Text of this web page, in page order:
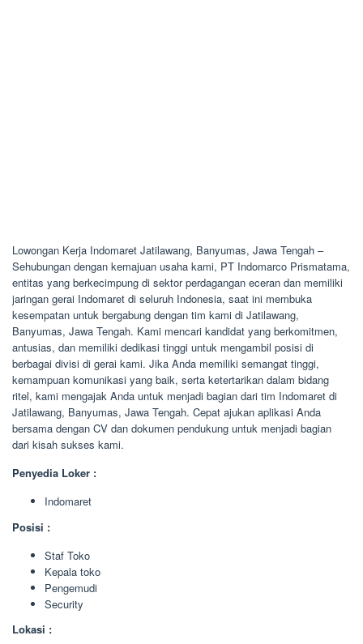
Lowongan Kerja Indomaret Jatilawang, Banyumas, Jawa Tengah –
Sehubungan dengan kemajuan usaha kami, PT Indomarco Prismatama,
entitas yang berkecimpung di sektor perdagangan eceran dan memiliki
jaringan gerai Indomaret di seluruh Indonesia, saat ini membuka
kesempatan untuk bergabung dengan tim kami di Jatilawang,
Banyumas, Jawa Tengah. Kami mencari kandidat yang berkomitmen,
antusias, dan memiliki dedikasi tinggi untuk mengambil posisi di
berbagai divisi di gerai kami. Jika Anda memiliki semangat tinggi,
kemampuan komunikasi yang baik, serta ketertarikan dalam bidang
ritel, kami mengajak Anda untuk menjadi bagian dari tim Indomaret di
Jatilawang, Banyumas, Jawa Tengah. Cepat ajukan aplikasi Anda
bersama dengan CV dan dokumen pendukung untuk menjadi bagian
dari kisah sukses kami.
Penyedia Loker :
Indomaret
Posisi :
Staf Toko
Kepala toko
Pengemudi
Security
Lokasi :